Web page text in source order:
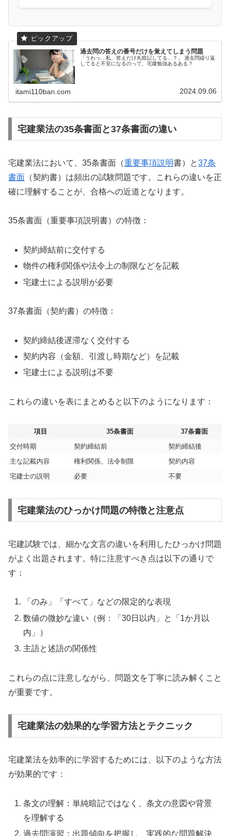
過去問の答えの番号だけを覚えてしまう問題
「うわっ…私、答えだけ丸暗記してる…？」 過去問繰り返
してると不安になるのって、宅建勉強あるある？
itami110ban.com 2024.09.06
宅建業法の35条書面と37条書面の違い
宅建業法において、35条書面（重要事項説明書）と37条
書面 （契約書）は頻出の試験問題です。これらの違いを正
確に理解することが、合格への近道となります。
35条書面（重要事項説明書）の特徴：
契約締結前に交付する
物件の権利関係や法令上の制限などを記載
宅建士による説明が必要
37条書面（契約書）の特徴：
契約締結後遅滞なく交付する
契約内容（金額、引渡し時期など）を記載
宅建士による説明は不要
これらの違いを表にまとめると以下のようになります：
項目 35条書面
37条書面
交付時期
契約締結前
契約締結後
主な記載内容
権利関係、法令制限
契約内容
宅建士の説明
必要 不要
宅建業法のひっかけ問題の特徴と注意点
宅建試験では、細かな文言の違いを利用したひっかけ問題
がよく出題されます。特に注意すべき点は以下の通りで
す：
「のみ」「すべて」などの限定的な表現
数値の微妙な違い（例：「30日以内」と「1か月以
内」）
主語と述語の関係性
これらの点に注意しながら、問題文を丁寧に読み解くこと
が重要です。
宅建業法の効果的な学習方法とテクニック
宅建業法を効率的に学習するためには、以下のような方法
が効果的です：
条文の理解：単純暗記ではなく、条文の意図や背景
を理解する
過去問演習：出題傾向を把握し、実践的な問題解決